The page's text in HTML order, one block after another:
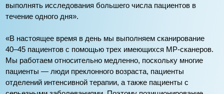
выполнять исследования большего числа пациентов в
течение одного дня».
«В настоящее время в день мы выполняем сканирование
40–45 пациентов с помощью трех имеющихся МР-сканеров.
Мы работаем относительно медленно, поскольку многие
пациенты — люди преклонного возраста, пациенты
отделений интенсивной терапии, а также пациенты с